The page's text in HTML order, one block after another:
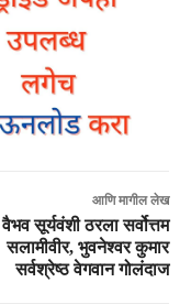
आणि मागील लेख
वैभव सूर्यवंशी ठरला सर्वोत्तम
सलामीवीर, भुवनेश्वर कुमार
सर्वश्रेष्ठ वेगवान गोलंदाज